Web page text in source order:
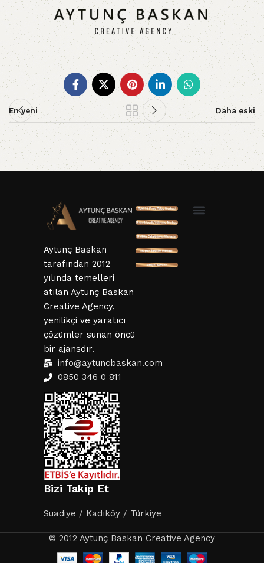
En yeni Daha eski
Aytunç Baskan
tarafından 2012
yılında temelleri
atılan Aytunç Baskan
Creative Agency,
yenilikçi ve yaratıcı
çözümler sunan öncü
bir ajansdır.
info@aytuncbaskan.com
0850 346 0 811
Bizi Takip Et
Suadiye / Kadıköy / Türkiye
© 2012 Aytunç Baskan Creative Agency